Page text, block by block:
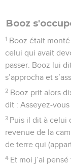
Booz
1 Booz était monté
celui qui avait
passer. Booz lui
s’approcha et
2 Booz prit alors
dit : Asseyez-vous
3 Puis il dit à celui
revenue de la
de terre qui
4 Et moi j’ai